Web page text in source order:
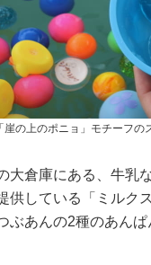
「崖の上のポニョ」モチーフ
大倉庫にある、牛乳
供している「ミルク
ぶあんの2種のあん